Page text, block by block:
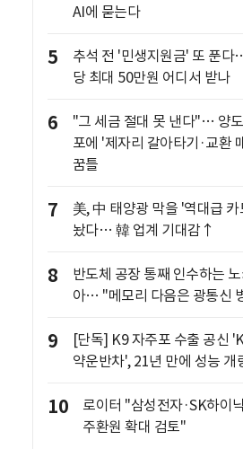
AI에 묻는다
5
추석 전 '민생지원금' 또 푼다
당 최대 50만원 어디서 받나
6
"그 세금 절대 못 낸다"… 양
포에 '제자리 갈아타기·교환
꿈틀
7
美, 中 태양광 막을 '역대급 카
놨다… 韓 업계 기대감↑
8
반도체 공장 통째 인수하는 노
아… "메모리 다음은 광통신
9
[단독] K9 자주포 수출 공신
약운반차', 21년 만에 성능 개
10
로이터 "삼성전자·SK하이
주환원 확대 검토"